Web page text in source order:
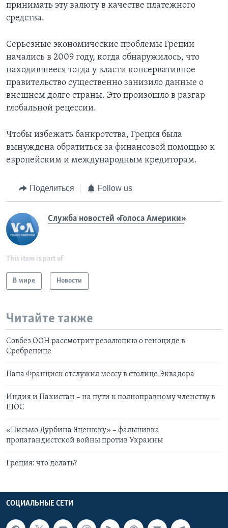
принимать эту валюту в качестве платежного
средства.
Серьезные экономические проблемы Греции
начались в 2009 году, когда обнаружилось, что
находившееся тогда у власти консервативное
правительство существенно занизило данные о
внешнем долге страны. Это произошло в разгар
глобальной рецессии.
Чтобы избежать банкротства, Греция была
вынуждена обратиться за финансовой помощью к
европейским и международным кредиторам.
Поделиться Follow us
Служба новостей «Голоса Америки»
This item is part of
В мире Новости
Читайте также
Совбез ООН рассмотрит резолюцию о геноциде в
Сребренице
Папа Франциск отслужил мессу в столице Эквадора
Индия и Пакистан – на пути к полноправному членству в
ШОС
«Письмо Дурбина Яценюку» – фальшивка
пропагандистской войны против Украины
Греция: что делать?
СОЦИАЛЬНЫЕ СЕТИ